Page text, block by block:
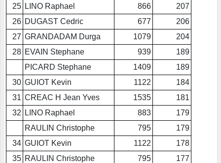
25 LINO Raphael 866
207
26 DUGAST Cedric 677
206
27 GRANDADAM Durga 1079
204
28 EVAIN Stephane 939
189
PICARD Stephane
1409
189
30 GUIOT Kevin 1122
184
31 CREAC H Jean Yves 1535
181
32
LINO Raphael 883
179
RAULIN Christophe
795
179
34 GUIOT Kevin 1122
178
35 RAULIN Christophe 795
177